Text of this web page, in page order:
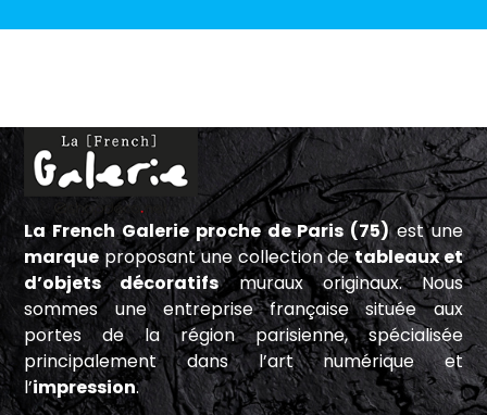
La French Galerie proche de Paris (75)est une
marque proposant une collection detableaux et
d’objets décoratifsmuraux originaux. Nous
sommes une entreprise française située aux
portes de la région parisienne, spécialisée
principalement dans l’art numérique et
l’impression.